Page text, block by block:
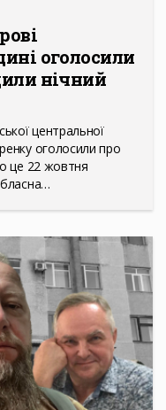
оголосили
нічний
центральної
оголосили про
це 22 жовтня